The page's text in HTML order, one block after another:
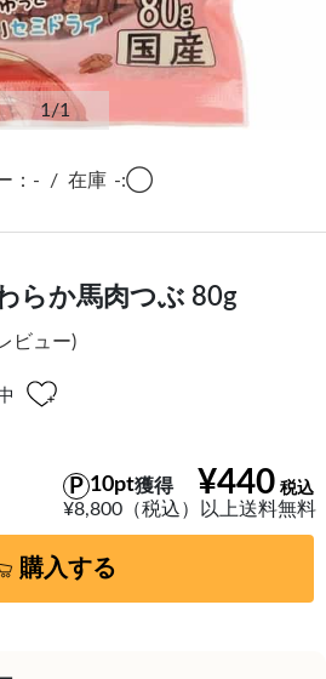
1/1
：- / 在庫 -:◯
らか馬肉つぶ 80g
ビュー)
¥440
10pt獲得
¥8,800（税込）以上送料無料
購入する